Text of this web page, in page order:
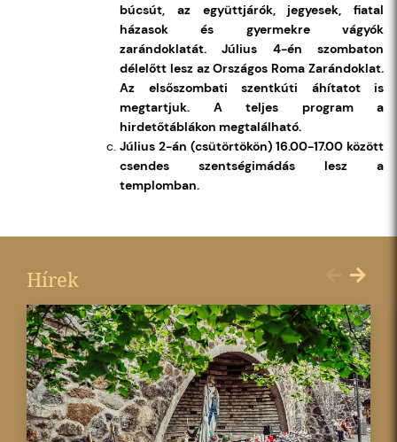
búcsút, az együttjárók, jegyesek, fiatal
házasok és gyermekre vágyók
zarándoklatát. Július 4-én szombaton
délelőtt lesz az Országos Roma Zarándoklat.
Az elsőszombati szentkúti áhítatot is
megtartjuk. A teljes program a
hirdetőtáblákon megtalálható.
Július 2-án (csütörtökön) 16.00-17.00 között
csendes szentségimádás lesz a
templomban.
Hírek